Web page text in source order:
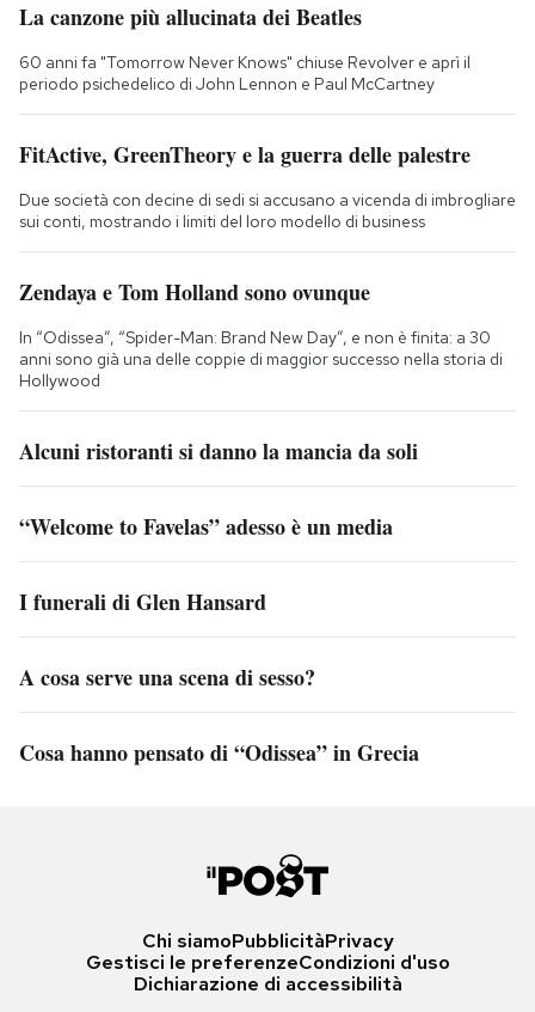
La canzone più allucinata dei Beatles
60 anni fa "Tomorrow Never Knows" chiuse Revolver e aprì il
periodo psichedelico di John Lennon e Paul McCartney
FitActive, GreenTheory e la guerra delle palestre
Due società con decine di sedi si accusano a vicenda di imbrogliare
sui conti, mostrando i limiti del loro modello di business
Zendaya e Tom Holland sono ovunque
In “Odissea”, “Spider-Man: Brand New Day”, e non è finita: a 30
anni sono già una delle coppie di maggior successo nella storia di
Hollywood
Alcuni ristoranti si danno la mancia da soli
“Welcome to Favelas” adesso è un media
I funerali di Glen Hansard
A cosa serve una scena di sesso?
Cosa hanno pensato di “Odissea” in Grecia
Chi siamoPubblicitàPrivacy
Gestisci le preferenzeCondizioni d'uso
Dichiarazione di accessibilità